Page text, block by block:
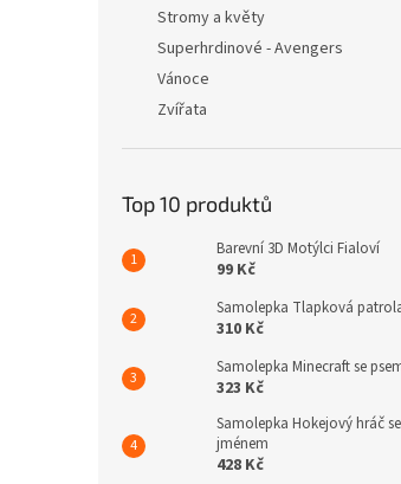
Stromy a květy
Superhrdinové - Avengers
Vánoce
Zvířata
Top 10 produktů
Barevní 3D Motýlci Fialoví
99 Kč
Samolepka Tlapková
310 Kč
Samolepka Minecraft se
323 Kč
Samolepka Hokejový hráč se
jménem
428 Kč